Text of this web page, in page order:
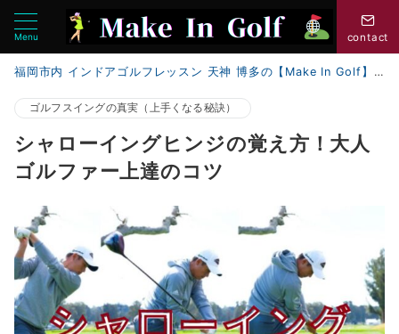
Menu contact
福岡市内 インドアゴルフレッスン 天神 博多の【Make In Golf】
ゴルフスイングの真実（上手くなる秘訣）
シャローイングヒンジの覚え方！大人
ゴルファー上達のコツ